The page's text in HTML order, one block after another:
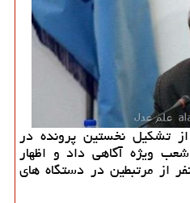
تشكیل نخستین پرونده در
ویژه آگاهی داد و اظهار
از مرتبطین در دستگاه های